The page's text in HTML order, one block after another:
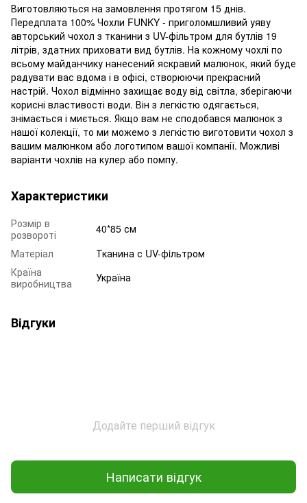
Виготовляються на замовлення протягом 15 днів.
Передплата 100% Чохли FUNKY - приголомшливий уяву
авторський чохол з тканини з UV-фільтром для бутлів 19
літрів, здатних приховати вид бутлів. На кожному чохлі по
всьому майданчику нанесений яскравий малюнок, який буде
радувати вас вдома і в офісі, створюючи прекрасний
настрій. Чохол відмінно захищає воду від світла, зберігаючи
корисні властивості води. Він з легкістю одягається,
знімається і миється. Якщо вам не сподобався малюнок з
нашої колекції, то ми можемо з легкістю виготовити чохол з
вашим малюнком або логотипом вашої компанії. Можливі
варіанти чохлів на кулер або помпу.
Характеристики
Розмір в
розвороті
40*85 см
Матеріал
Тканина с UV-фiльтром
Країна
виробництва
Україна
Відгуки
Додайте перший відгук
Написати відгук